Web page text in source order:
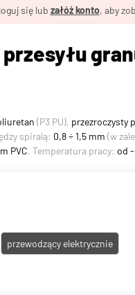
się lub załóż konto, aby
(P3 PU), przezroczysty
spiralą: 0,8 ÷ 1,5 mm (w
PVC. Temperatura pracy: od -
przewodzący elektrycznie